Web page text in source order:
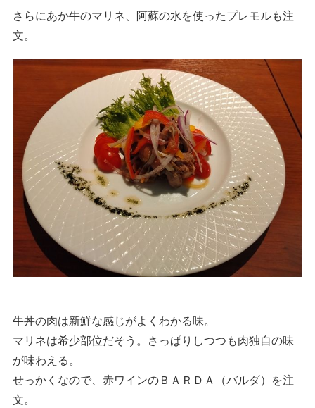
さらにあか牛のマリネ、阿蘇の水を使ったプレモルも注
文。
牛丼の肉は新鮮な感じがよくわかる味。
マリネは希少部位だそう。さっぱりしつつも肉独自の味
が味わえる。
せっかくなので、赤ワインのＢＡＲＤＡ（バルダ）を注
文。